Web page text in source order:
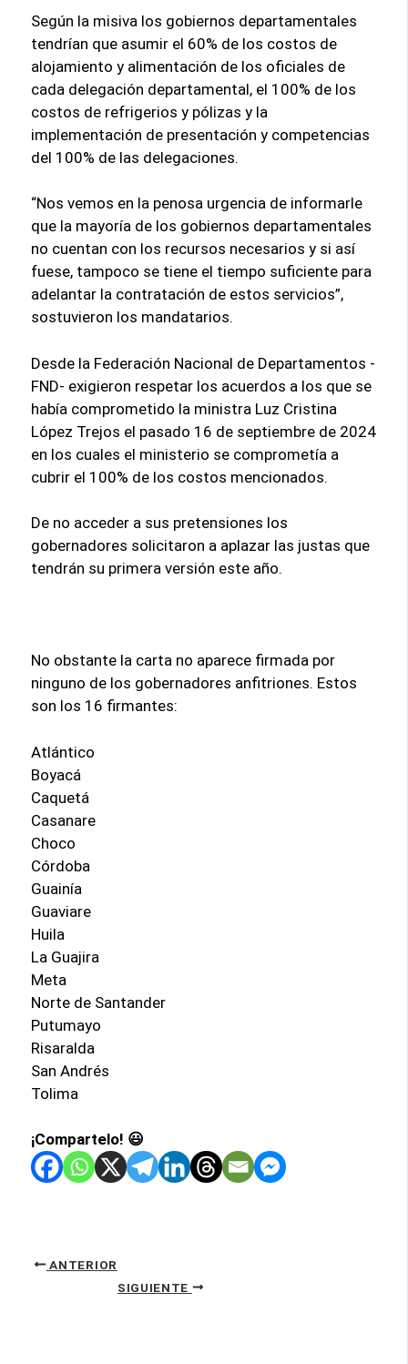
Según la misiva los gobiernos departamentales
tendrían que asumir el 60% de los costos de
alojamiento y alimentación de los oficiales de
cada delegación departamental, el 100% de los
costos de refrigerios y pólizas y la
implementación de presentación y competencias
del 100% de las delegaciones.
“Nos vemos en la penosa urgencia de informarle
que la mayoría de los gobiernos departamentales
no cuentan con los recursos necesarios y si así
fuese, tampoco se tiene el tiempo suficiente para
adelantar la contratación de estos servicios”,
sostuvieron los mandatarios.
Desde la Federación Nacional de Departamentos -
FND- exigieron respetar los acuerdos a los que se
había comprometido la ministra Luz Cristina
López Trejos el pasado 16 de septiembre de 2024
en los cuales el ministerio se comprometía a
cubrir el 100% de los costos mencionados.
De no acceder a sus pretensiones los
gobernadores solicitaron a aplazar las justas que
tendrán su primera versión este año.
No obstante la carta no aparece firmada por
ninguno de los gobernadores anfitriones. Estos
son los 16 firmantes:
Atlántico
Boyacá
Caquetá
Casanare
Choco
Córdoba
Guainía
Guaviare
Huila
La Guajira
Meta
Norte de Santander
Putumayo
Risaralda
San Andrés
Tolima
¡Compartelo! 😃
ANTERIOR
SIGUIENTE